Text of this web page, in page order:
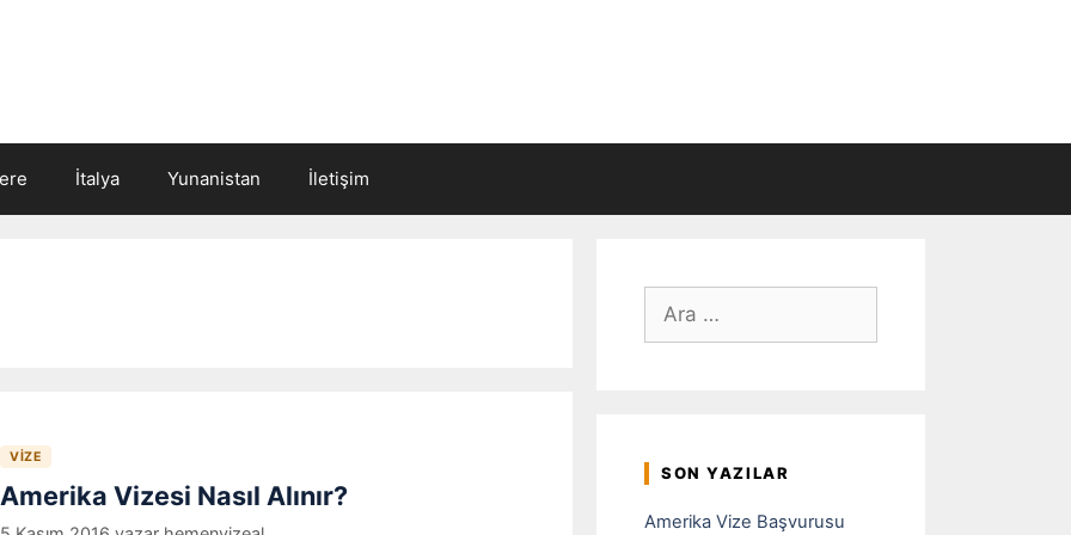
İtalya Yunanistan İletişim
VIZE
Amerika Vizesi Nasıl Alınır?
ara
SON YAZILAR
Amerika Vize Başvurusu